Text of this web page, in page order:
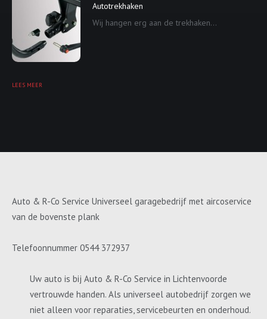
Autotrekhaken
Wij hangen erg aan de trekhaken...
LEES MEER
Auto & R-Co Service Universeel garagebedrijf met aircoservice
van de bovenste plank
Telefoonnummer 0544 372937
Uw auto is bij Auto & R-Co Service in Lichtenvoorde
vertrouwde handen. Als universeel autobedrijf zorgen we
niet alleen voor reparaties, servicebeurten en onderhoud.